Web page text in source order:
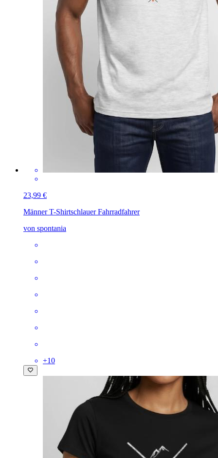
23,99 €
Männer T-Shirtschlauer Fahrradfahrer
von spontania
+10